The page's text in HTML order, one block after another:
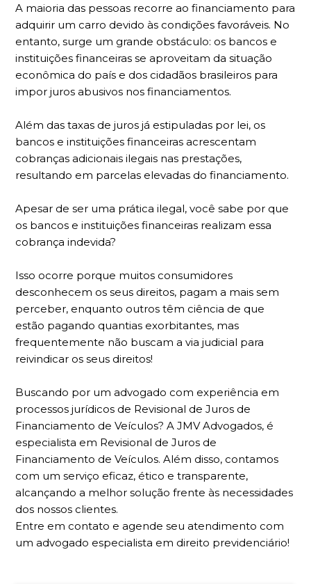
A maioria das pessoas recorre ao financiamento para
adquirir um carro devido às condições favoráveis. No
entanto, surge um grande obstáculo: os bancos e
instituições financeiras se aproveitam da situação
econômica do país e dos cidadãos brasileiros para
impor juros abusivos nos financiamentos.
Além das taxas de juros já estipuladas por lei, os
bancos e instituições financeiras acrescentam
cobranças adicionais ilegais nas prestações,
resultando em parcelas elevadas do financiamento.
Apesar de ser uma prática ilegal, você sabe por que
os bancos e instituições financeiras realizam essa
cobrança indevida?
Isso ocorre porque muitos consumidores
desconhecem os seus direitos, pagam a mais sem
perceber, enquanto outros têm ciência de que
estão pagando quantias exorbitantes, mas
frequentemente não buscam a via judicial para
reivindicar os seus direitos!
Buscando por um advogado com experiência em
processos jurídicos de Revisional de Juros de
Financiamento de Veículos? A JMV Advogados, é
especialista em Revisional de Juros de
Financiamento de Veículos. Além disso, contamos
com um serviço eficaz, ético e transparente,
alcançando a melhor solução frente às necessidades
dos nossos clientes.
Entre em contato e agende seu atendimento com
um advogado especialista em direito previdenciário!